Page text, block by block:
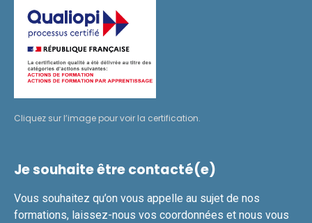
Cliquez sur l’image pour voir la certification.
Je souhaite être contacté(e)
Vous souhaitez qu’on vous appelle au sujet de nos
formations, laissez-nous vos coordonnées et nous vous